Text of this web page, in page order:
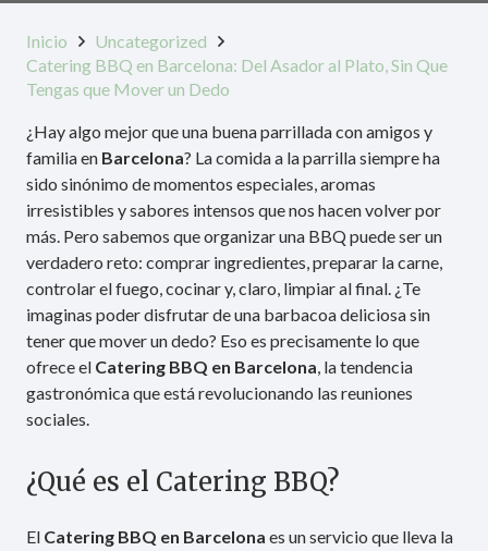
Inicio
Uncategorized
Catering BBQ en Barcelona: Del Asador al Plato, Sin Que
Tengas que Mover un Dedo
¿Hay algo mejor que una buena parrillada con amigos y
familia en Barcelona? La comida a la parrilla siempre ha
sido sinónimo de momentos especiales, aromas
irresistibles y sabores intensos que nos hacen volver por
más. Pero sabemos que organizar una BBQ puede ser un
verdadero reto: comprar ingredientes, preparar la carne,
controlar el fuego, cocinar y, claro, limpiar al final. ¿Te
imaginas poder disfrutar de una barbacoa deliciosa sin
tener que mover un dedo? Eso es precisamente lo que
ofrece el Catering BBQ en Barcelona, la tendencia
gastronómica que está revolucionando las reuniones
sociales.
¿Qué es el Catering BBQ?
El Catering BBQ en Barcelona es un servicio que lleva la